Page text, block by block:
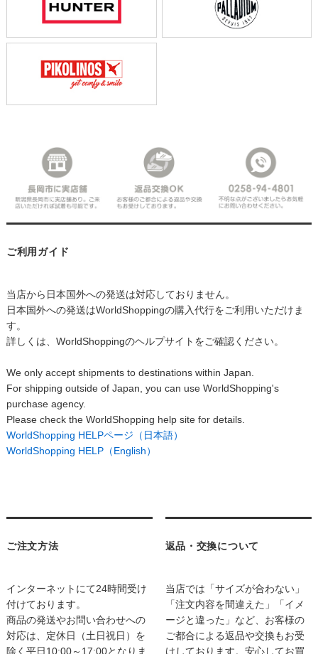
ご利用ガイド
当店から日本国外への発送は対応しておりません。
日本国外への発送はWorldShoppingの購入代行をご利用いただけま
す。
詳しくは、WorldShoppingのヘルプサイトをご確認ください。
We only accept shipments to destinations within Japan.
For shipping outside of Japan, you can use WorldShopping's
purchase agency.
Please check the WorldShopping help site for details.
WorldShopping HELPページ（日本語）
WorldShopping HELP（English）
ご注文方法
インターネットにて24時間受け
付けております。
商品の発送やお問い合わせへの
対応は、定休日（土日祝日）を
除く平日10:00～17:00となりま
返品・交換について
当店では「サイズが合わない」
「注文内容を間違えた」「イメ
ージと違った」など、お客様の
ご都合による返品や交換もお受
けしております。安心してお買